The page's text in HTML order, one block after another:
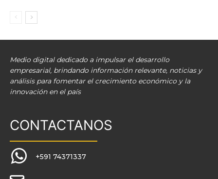
Medio digital dedicado a impulsar el desarrollo
empresarial, brindando información relevante, noticias y
análisis para fomentar el crecimiento económico y la
innovación en el país
CONTACTANOS
+591 74371337